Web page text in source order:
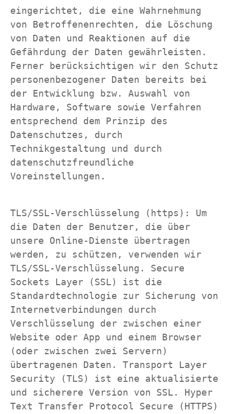
eingerichtet, die eine Wahrnehmung
von Betroffenenrechten, die Löschung
von Daten und Reaktionen auf die
Gefährdung der Daten gewährleisten.
Ferner berücksichtigen wir den Schutz
personenbezogener Daten bereits bei
der Entwicklung bzw. Auswahl von
Hardware, Software sowie Verfahren
entsprechend dem Prinzip des
Datenschutzes, durch
Technikgestaltung und durch
datenschutzfreundliche
Voreinstellungen.
TLS/SSL-Verschlüsselung (https): Um
die Daten der Benutzer, die über
unsere Online-Dienste übertragen
werden, zu schützen, verwenden wir
TLS/SSL-Verschlüsselung. Secure
Sockets Layer (SSL) ist die
Standardtechnologie zur Sicherung von
Internetverbindungen durch
Verschlüsselung der zwischen einer
Website oder App und einem Browser
(oder zwischen zwei Servern)
übertragenen Daten. Transport Layer
Security (TLS) ist eine aktualisierte
und sicherere Version von SSL. Hyper
Text Transfer Protocol Secure (HTTPS)